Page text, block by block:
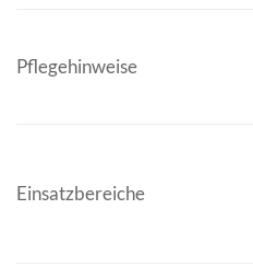
Pflegehinweise
Einsatzbereiche